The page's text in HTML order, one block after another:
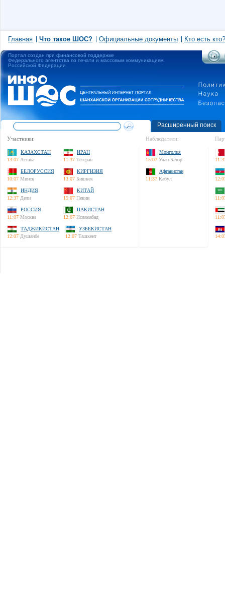
Главная Что такое ШОС? Официальные документы Кто есть кто?
Портал создан при финансовой поддержке
Федерального агентства по печати и массовым коммуникациям
Российской Федерации
Расширенный поиск
Участники:
КАЗАХСТАН
13:07 Астана
ИРАН
11:37 Тегеран
БЕЛОРУССИЯ
10:07 Минск
КИРГИЗИЯ
13:07 Бишкек
ИНДИЯ
12:37 Дели
КИТАЙ
15:07 Пекин
РОССИЯ
11:07 Москва
ПАКИСТАН
12:07 Исламабад
ТАДЖИКИСТАН
12:07 Душанбе
УЗБЕКИСТАН
12:07 Ташкент
Наблюдатели:
Монголия
15:07 Улан-Батор
Афганистан
11:37 Кабул